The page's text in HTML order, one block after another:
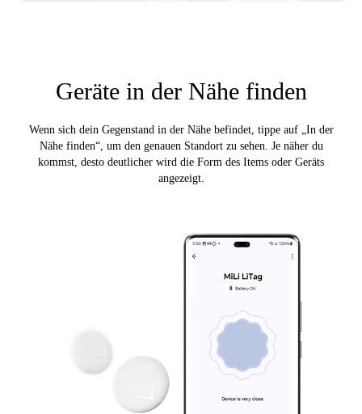
Geräte in der Nähe finden
Wenn sich dein Gegenstand in der Nähe befindet, tippe auf „In der
Nähe finden“, um den genauen Standort zu sehen. Je näher du
kommst, desto deutlicher wird die Form des Items oder Geräts
angezeigt.